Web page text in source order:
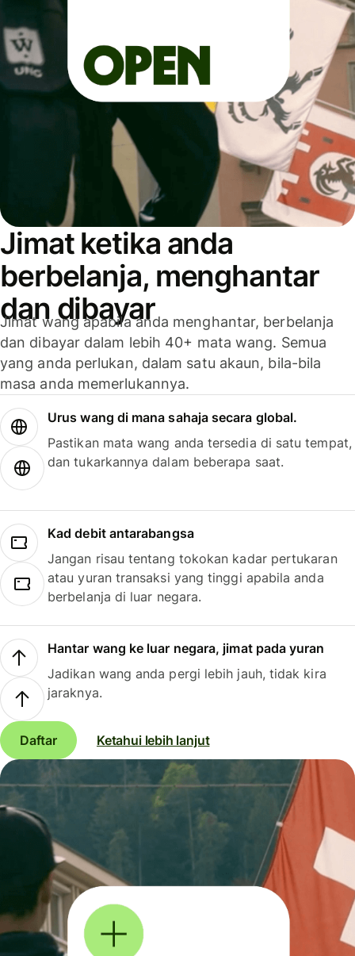
Jimat ketika anda
berbelanja, menghantar
dan dibayar
Jimat wang apabila anda menghantar, berbelanja
dan dibayar dalam lebih 40+ mata wang. Semua
yang anda perlukan, dalam satu akaun, bila-bila
masa anda memerlukannya.
Urus wang di mana sahaja secara global.
Pastikan mata wang anda tersedia di satu tempat,
dan tukarkannya dalam beberapa saat.
Kad debit antarabangsa
Jangan risau tentang tokokan kadar pertukaran
atau yuran transaksi yang tinggi apabila anda
berbelanja di luar negara.
Hantar wang ke luar negara, jimat pada yuran
Jadikan wang anda pergi lebih jauh, tidak kira
jaraknya.
Daftar Ketahui lebih lanjut